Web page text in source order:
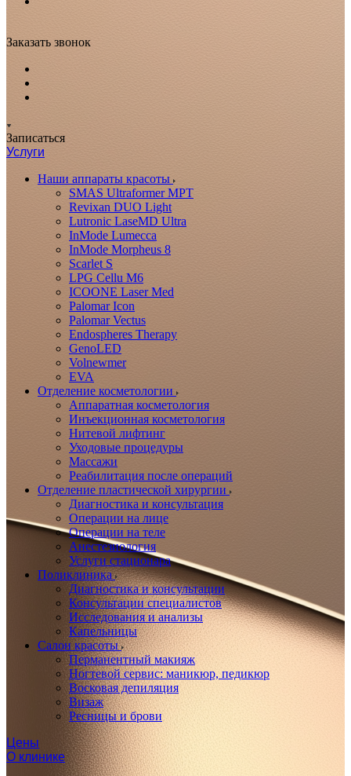
Заказать звонок
Записаться
Услуги
Наши аппараты красоты
SMAS Ultraformer MPT
Revixan DUO Light
Lutronic LaseMD Ultra
InMode Lumecca
InMode Morpheus 8
Scarlet S
LPG Cellu M6
ICOONE Laser Med
Palomar Icon
Palomar Vectus
Endospheres Therapy
GenoLED
Volnewmer
EVA
Отделение косметологии
Аппаратная косметология
Инъекционная косметология
Нитевой лифтинг
Уходовые процедуры
Массажи
Реабилитация после операций
Отделение пластической хирургии
Диагностика и консультация
Операции на лице
Операции на теле
Анестезиология
Услуги стационара
Поликлиника
Диагностика и консультации
Консультации специалистов
Исследования и анализы
Капельницы
Салон красоты
Перманентный макияж
Ногтевой сервис: маникюр, педикюр
Восковая депиляция
Визаж
Ресницы и брови
Цены
О клинике